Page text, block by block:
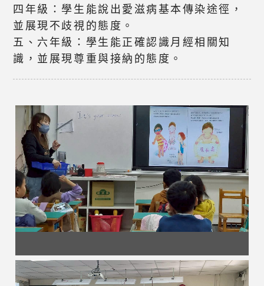
四年級：學生能說出愛滋病基本傳染途徑，
並展現不歧視的態度。
五、六年級：學生能正確認識月經相關知
識，並展現尊重與接納的態度。